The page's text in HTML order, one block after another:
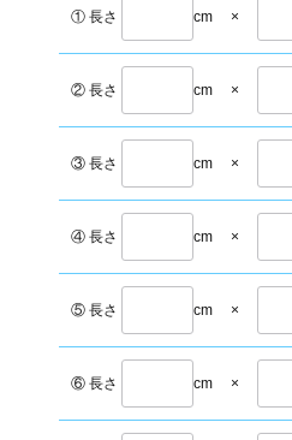
① 長さ cm ×
② 長さ cm ×
③ 長さ cm ×
④ 長さ cm ×
⑤ 長さ cm ×
⑥ 長さ cm ×